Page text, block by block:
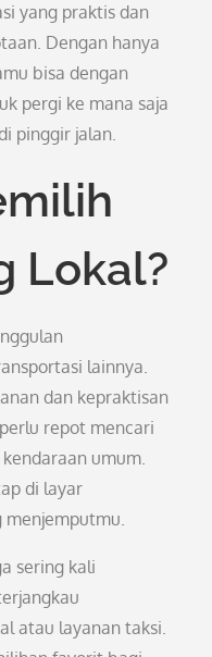
yang praktis dan
Dengan hanya
bisa dengan
pergi ke mana saja
pinggir jalan.
Lokal?
lainnya.
dan kepraktisan
repot mencari
umum.
di layar
menjemputmu.
sering kali
atau layanan taksi.